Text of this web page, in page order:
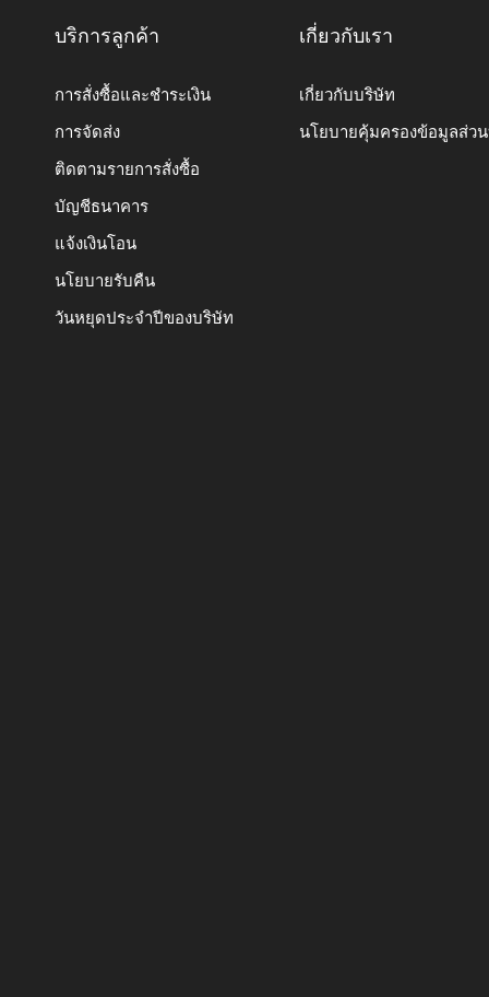
บริการลูกค้า
การสั่งซื้อและชำระเงิน
การจัดส่ง
ติดตามรายการสั่งซื้อ
บัญชีธนาคาร
แจ้งเงินโอน
นโยบายรับคืน
วันหยุดประจำปีของบริษัท
เกี่ยวกับเรา
เกี่ยวกับบริษัท
นโยบายคุ้มครองข้อมูลส่ว